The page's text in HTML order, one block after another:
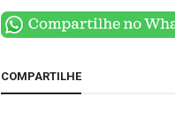
COMPARTILHE